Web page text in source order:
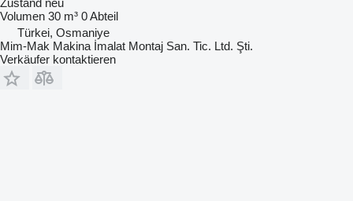
Volumen 30 m³ 0 Abteil
Türkei, Osmaniye
Mim-Mak Makina İmalat Montaj San. Tic. Ltd. Şti.
Verkäufer kontaktieren